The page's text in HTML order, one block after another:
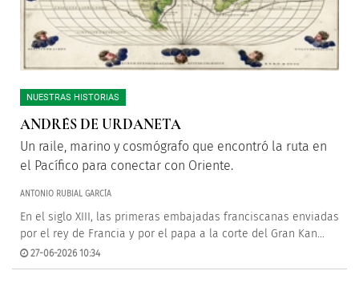
NUESTRAS HISTORIAS
ANDRÉS DE URDANETA
Un raile, marino y cosmógrafo que encontró la ruta en
el Pacífico para conectar con Oriente.
ANTONIO RUBIAL GARCÍA
En el siglo XIII, las primeras embajadas franciscanas enviadas
por el rey de Francia y por el papa a la corte del Gran Kan...
27-06-2026 10:34